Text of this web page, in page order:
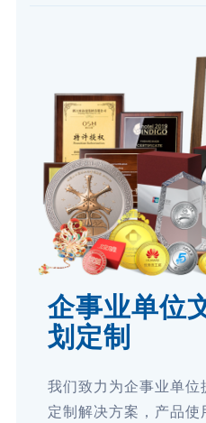
企事业单位
划定制
我们致力为企事业单位
定制解决方案，产品